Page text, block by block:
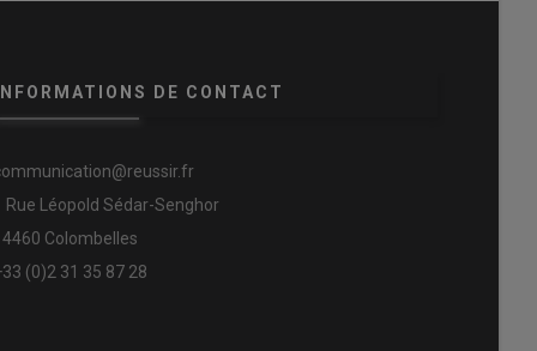
INFORMATIONS DE CONTACT
Rue Léopold Sédar-Senghor
Colombelles
(0)2 31 35 87 28